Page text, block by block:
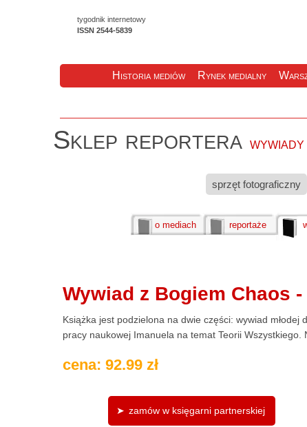
Historia mediów Rynek medialny
tygodnik internetowy
ISSN 2544-5839
Sklep reportera wywiady
sprzęt fotograficzny
o mediach reportaże
Wywiad z Bogiem Chaos
Książka jest podzielona na dwie części: wywiad młodej
pracy naukowej Imanuela na temat Teorii Wszystkiego.
cena: 92.99 zł
zamów w księgarni partnerskiej